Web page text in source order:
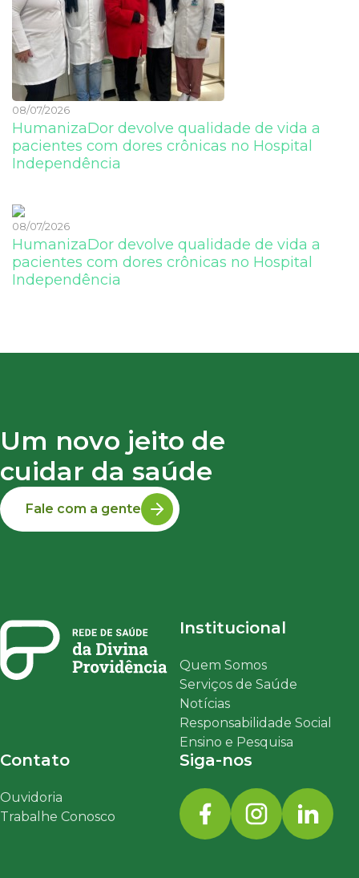
08/07/2026
HumanizaDor devolve qualidade de vida a
pacientes com dores crônicas no Hospital
Independência
08/07/2026
HumanizaDor devolve qualidade de vida a
pacientes com dores crônicas no Hospital
Independência
Um novo jeito de
cuidar da saúde
Fale com a gente
Institucional
Quem Somos
Serviços de Saúde
Notícias
Responsabilidade Social
Ensino e Pesquisa
Contato
Ouvidoria
Trabalhe Conosco
Siga-nos